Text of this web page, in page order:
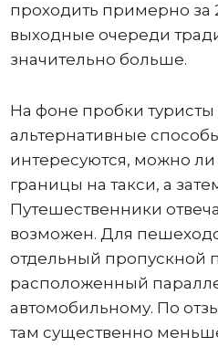
проходить примерно за
выходные очереди
значительно больше.
На фоне пробки
альтернативные
интересуются, можно
границы на такси, а
Путешественники
возможен. Для
отдельный пропускной
расположенный
автомобильному. По
там существенно